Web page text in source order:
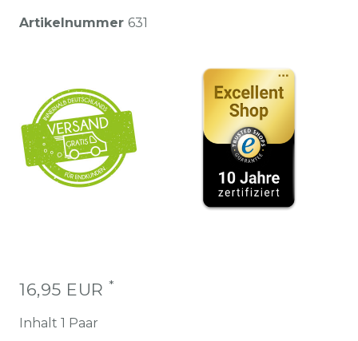
Artikelnummer 631
16,95 EUR *
Inhalt 1 Paar